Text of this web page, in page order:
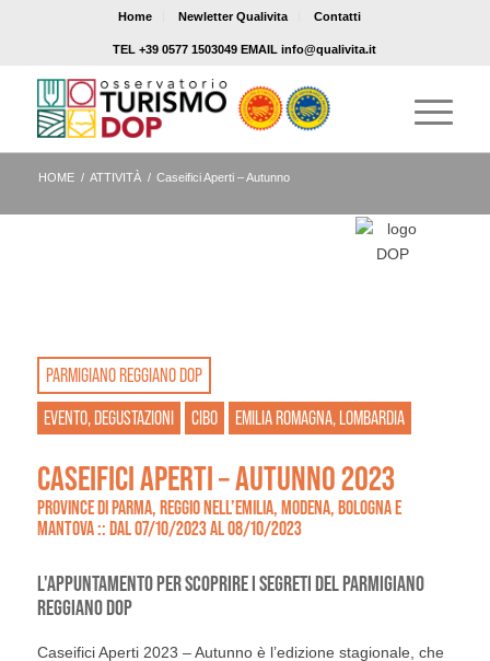
Home Newletter Qualivita Contatti
TEL +39 0577 1503049 EMAIL info@qualivita.it
HOME / ATTIVITÀ / Caseifici Aperti – Autunno
PARMIGIANO REGGIANO DOP
EVENTO, DEGUSTAZIONI
CIBO EMILIA ROMAGNA, LOMBARDIA
CASEIFICI APERTI – AUTUNNO 2023
PROVINCE DI PARMA, REGGIO NELL’EMILIA, MODENA, BOLOGNA E
MANTOVA :: DAL 07/10/2023 AL 08/10/2023
L'APPUNTAMENTO PER SCOPRIRE I SEGRETI DEL PARMIGIANO
REGGIANO DOP
Caseifici Aperti 2023 – Autunno è l’edizione stagionale, che